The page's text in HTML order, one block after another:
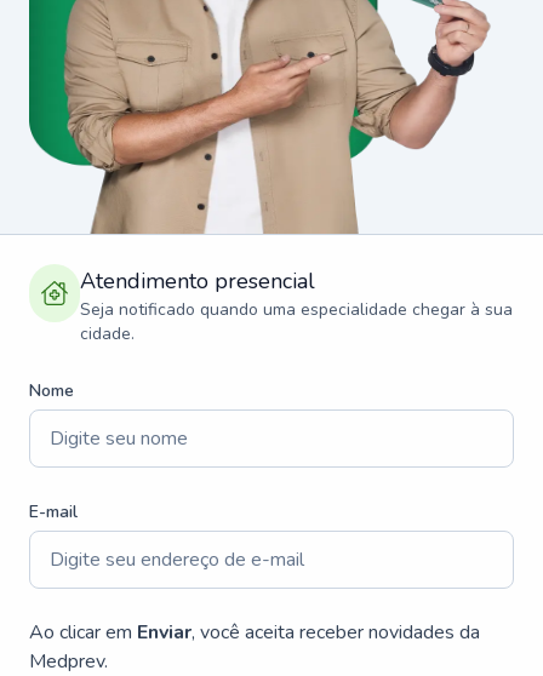
Atendimento presencial
Seja notificado quando uma especialidade chegar à sua
cidade.
Nome
E-mail
Ao clicar em Enviar, você aceita receber novidades da
Medprev.